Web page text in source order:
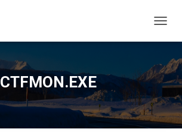
ビ
ー
シ
ョ
ン
を
切
CTFMON.EXE